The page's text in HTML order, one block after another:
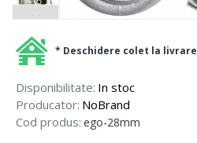
Disponibilitate: In stoc
Producator: NoBrand
Cod produs: ego-28mm
* Deschidere colet la livrare